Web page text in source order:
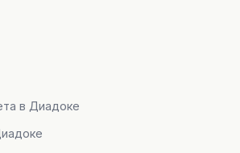
в Диадоке